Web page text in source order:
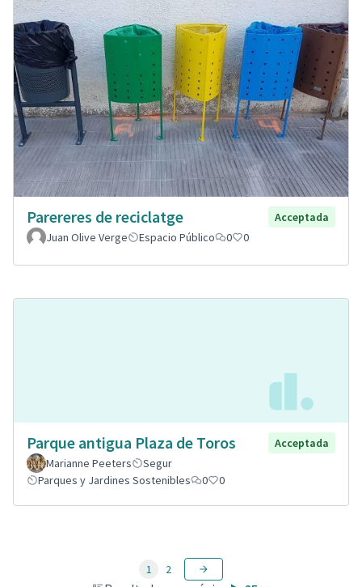
Parereres de reciclatge
Acceptada
Juan Olive Verge
Espacio Público 0 0
Parque antigua Plaza de Toros
Acceptada
Marianne Peeters
Segur
Parques y Jardines Sostenibles
0 0
1 2